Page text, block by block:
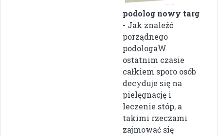
podolog nowy targ
- Jak znaleźć
porządnego
podologaW
ostatnim czasie
całkiem sporo osób
decyduje się na
pielęgnację i
leczenie stóp, a
takimi rzeczami
zajmować się